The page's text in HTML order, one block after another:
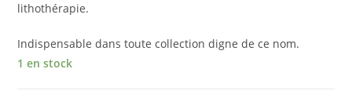
lithothérapie.
Indispensable dans toute collection digne de ce nom.
1 en stock